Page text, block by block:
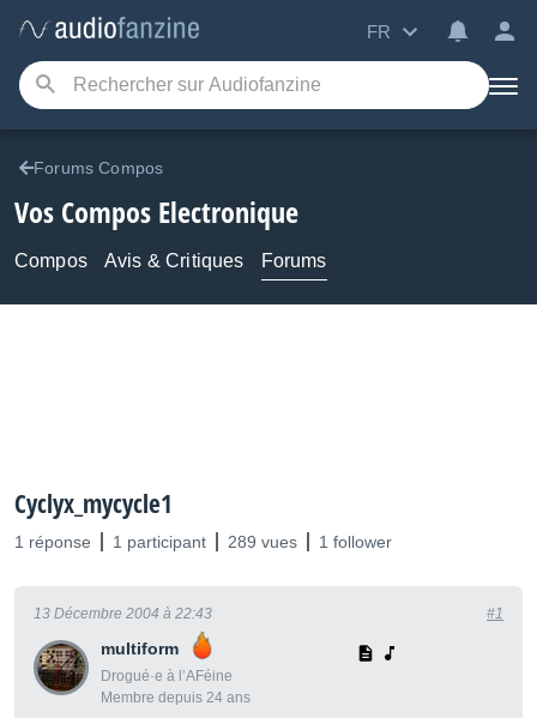
FR
Forums Compos
Vos Compos Electronique
Compos Avis & Critiques Forums
Cyclyx_mycycle1
1 réponse 1 participant 289 vues 1 follower
multiform
Drogué·e à l’AFéine
Membre depuis 24 ans
13 Décembre 2004 à 22:43 #1